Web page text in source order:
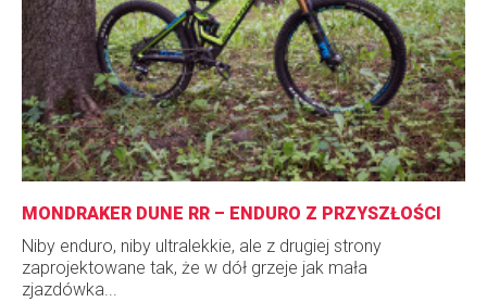
MONDRAKER DUNE RR – ENDURO Z PRZYSZŁOŚCI
Niby enduro, niby ultralekkie, ale z drugiej strony
zaprojektowane tak, że w dół grzeje jak mała
zjazdówka...